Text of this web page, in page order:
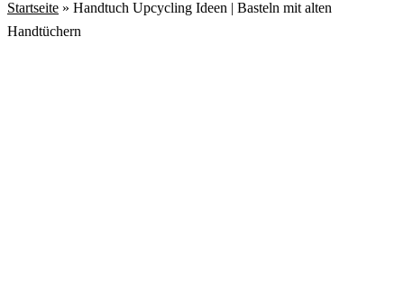
Startseite » Handtuch Upcycling Ideen | Basteln mit alten
Handtüchern